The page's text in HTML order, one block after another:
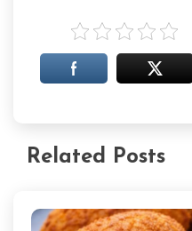
Related Posts